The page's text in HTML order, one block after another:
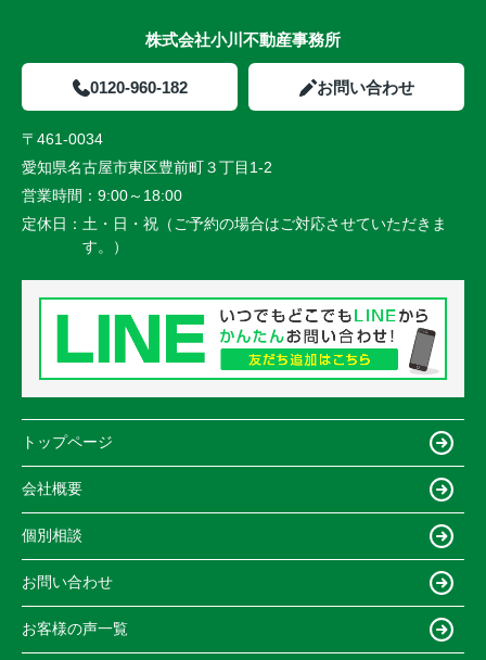
株式会社小川不動産事務所
0120-960-182 お問い合わせ
〒461-0034
愛知県名古屋市東区豊前町３丁目1-2
営業時間： 9:00～18:00
定休日： 土・日・祝（ご予約の場合はご対応させていただきま
す。）
トップページ
会社概要
個別相談
お問い合わせ
お客様の声一覧